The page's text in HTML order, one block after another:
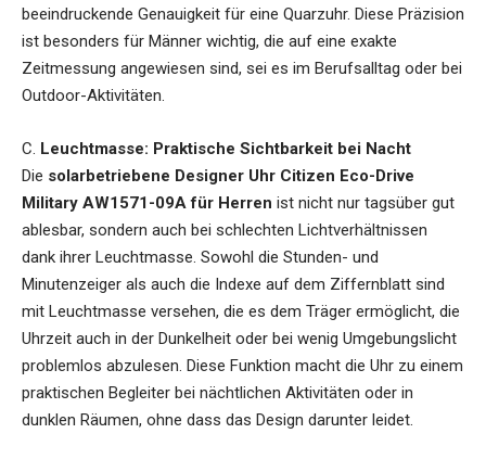
beeindruckende Genauigkeit für eine Quarzuhr. Diese Präzision
ist besonders für Männer wichtig, die auf eine exakte
Zeitmessung angewiesen sind, sei es im Berufsalltag oder bei
Outdoor-Aktivitäten.
C. Leuchtmasse: Praktische Sichtbarkeit bei Nacht
Die solarbetriebene Designer Uhr Citizen Eco-Drive
Military AW1571-09A für Herren ist nicht nur tagsüber gut
ablesbar, sondern auch bei schlechten Lichtverhältnissen
dank ihrer Leuchtmasse. Sowohl die Stunden- und
Minutenzeiger als auch die Indexe auf dem Ziffernblatt sind
mit Leuchtmasse versehen, die es dem Träger ermöglicht, die
Uhrzeit auch in der Dunkelheit oder bei wenig Umgebungslicht
problemlos abzulesen. Diese Funktion macht die Uhr zu einem
praktischen Begleiter bei nächtlichen Aktivitäten oder in
dunklen Räumen, ohne dass das Design darunter leidet.